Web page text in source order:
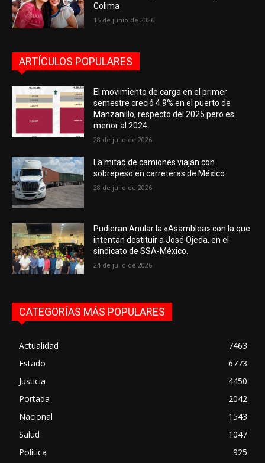
Colima
15 de junio de 2026
ARTÍCULOS POPULARES
El movimiento de carga en el primer
semestre creció 4.9% en el puerto de
Manzanillo, respecto del 2025 pero es
menor al 2024.
28 de julio de 2026
La mitad de camiones viajan con
sobrepeso en carreteras de México.
28 de julio de 2026
Pudieran Anular la «Asamblea» con la que
intentan destituir a José Ojeda, en el
sindicato de SSA-México.
24 de julio de 2026
CATEGORÍAS MÁS POPULARES
Actualidad
7463
Estado
6773
Justicia
4450
Portada
2042
Nacional
1543
Salud
1047
Política
925